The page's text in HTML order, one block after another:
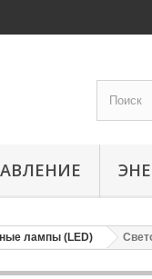
лампы (LED)